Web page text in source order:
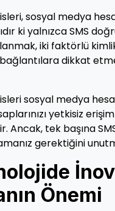
sosyal medya
ki yalnızca SMS
iki faktörlü
dikkat
sosyal medya
yetkisiz
Ancak, tek başına
gerektiğini
Önemi